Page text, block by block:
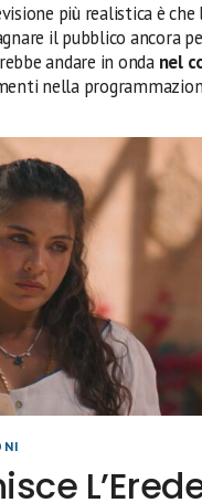
più realistica è che
il pubblico ancora
andare in onda nel
nella